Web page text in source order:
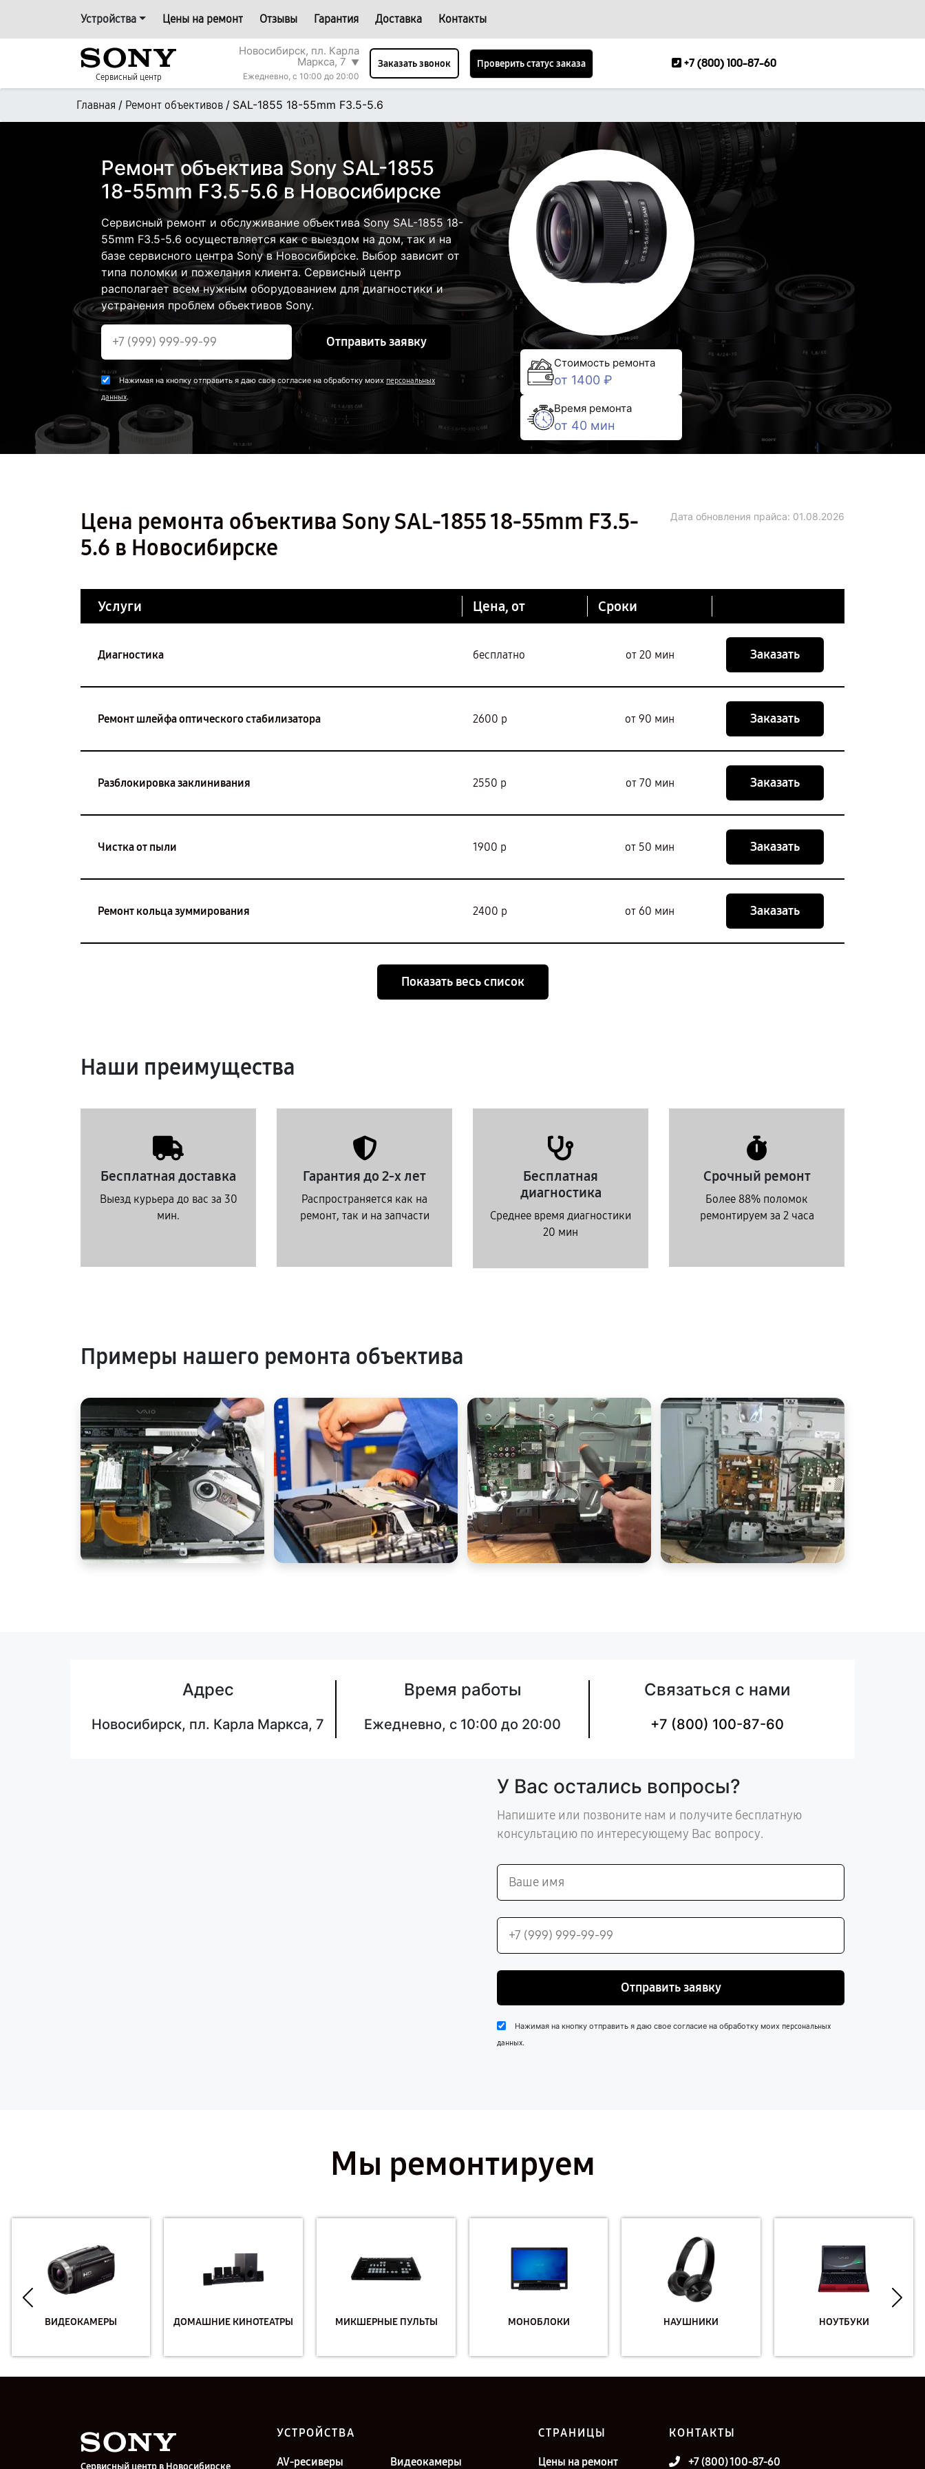
Устройства Цены на ремонт Отзывы Гарантия Доставка Контакты
Сервисный центр
Новосибирск, пл. Карла
Маркса, 7 ▼
Ежедневно, с 10:00 до 20:00
Заказать звонок Проверить статус заказа +7 (800) 100-87-60
Главная / Ремонт объективов / SAL-1855 18-55mm F3.5-5.6
Ремонт объектива Sony SAL-1855
18-55mm F3.5-5.6 в Новосибирске
Сервисный ремонт и обслуживание объектива Sony SAL-1855 18-
55mm F3.5-5.6 осуществляется как с выездом на дом, так и на
базе сервисного центра Sony в Новосибирске. Выбор зависит от
типа поломки и пожелания клиента. Сервисный центр
располагает всем нужным оборудованием для диагностики и
устранения проблем объективов Sony.
Отправить заявку
Нажимая на кнопку отправить я даю свое согласие на обработку моих персональных
данных.
Стоимость ремонта
от 1400 ₽
Время ремонта
от 40 мин
Цена ремонта объектива Sony SAL-1855 18-55mm F3.5-
5.6 в Новосибирске
Дата обновления прайса: 01.08.2026
Услуги Цена, от Сроки
Диагностика бесплатно от 20 мин Заказать
Ремонт шлейфа оптического стабилизатора 2600 р от 90 мин Заказать
Разблокировка заклинивания 2550 р от 70 мин Заказать
Чистка от пыли 1900 р от 50 мин Заказать
Ремонт кольца зуммирования 2400 р от 60 мин Заказать
Показать весь список
Наши преимущества
Бесплатная доставка
Выезд курьера до вас за 30
мин.
Гарантия до 2-х лет
Распространяется как на
ремонт, так и на запчасти
Бесплатная
диагностика
Среднее время диагностики
20 мин
Срочный ремонт
Более 88% поломок
ремонтируем за 2 часа
Примеры нашего ремонта объектива
Адрес
Новосибирск, пл. Карла Маркса, 7
Время работы
Ежедневно, с 10:00 до 20:00
Связаться с нами
+7 (800) 100-87-60
У Вас остались вопросы?
Напишите или позвоните нам и получите бесплатную
консультацию по интересующему Вас вопросу.
Отправить заявку
Нажимая на кнопку отправить я даю свое согласие на обработку моих персональных
данных.
Мы ремонтируем
ВИДЕОКАМЕРЫ ДОМАШНИЕ КИНОТЕАТРЫ МИКШЕРНЫЕ ПУЛЬТЫ МОНОБЛОКИ НАУШНИКИ НОУТБУКИ
Сервисный центр в Новосибирске
УСТРОЙСТВА
AV-ресиверы Видеокамеры
СТРАНИЦЫ
Цены на ремонт
КОНТАКТЫ
+7 (800) 100-87-60